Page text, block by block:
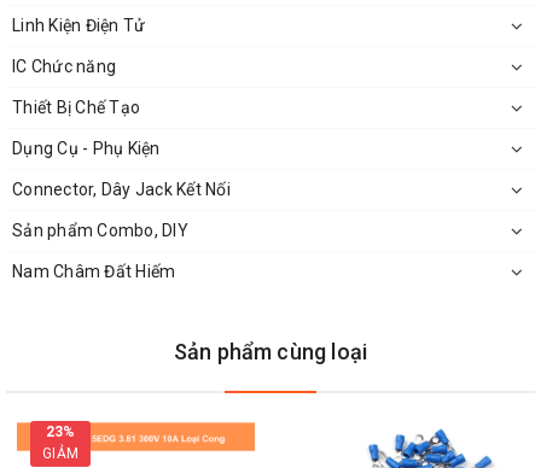
Linh Kiện Điện Tử
IC Chức năng
Thiết Bị Chế Tạo
Dụng Cụ - Phụ Kiện
Connector, Dây Jack Kết Nối
Sản phẩm Combo, DIY
Nam Châm Đất Hiếm
Sản phẩm cùng loại
23%
GIẢM